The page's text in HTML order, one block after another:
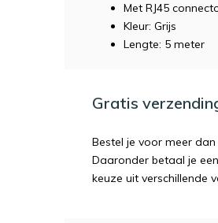
Met RJ45
Kleur: Grijs
Lengte: 5 meter
Gratis
Bestel je voor meer
Daaronder betaal je
keuze uit verschillende